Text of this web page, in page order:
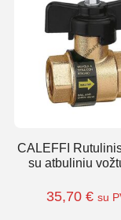
CALEFFI
su atbuliniu
35,70 € su